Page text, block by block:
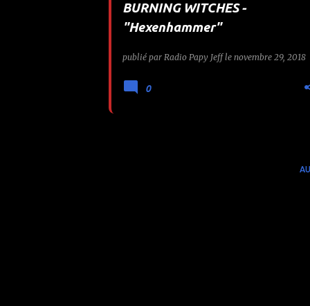
BURNING WITCHES -
"Hexenhammer"
publié par Radio Papy Jeff le novembre 29, 2018
0